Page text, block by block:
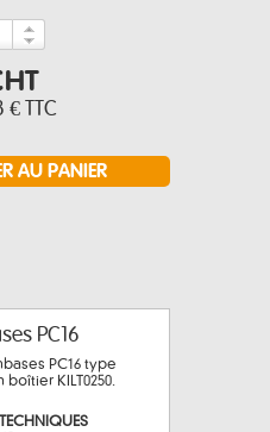
HT
€ TTC
PC16
PC16 type
boîtier KILT0250.